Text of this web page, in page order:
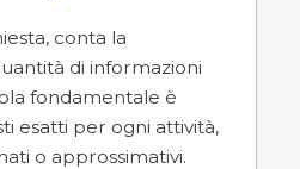
conta la
di informazioni
fondamentale è
esatti per ogni attività,
o approssimativi.